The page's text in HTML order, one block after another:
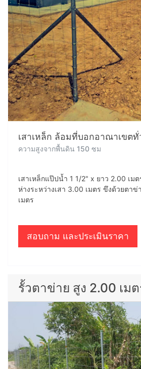
เสาเหล็ก ล้อมที่บอกอาณาเขตทั่
ความสูงจากพื้นดิน 150 ซม
เสาเหล็กแป๊ปน้ำ 1 1/2" x ยาว 2.00 เม
ห่างระหว่างเสา 3.00 เมตร ขึงด้วยตา
เมตร
สอบถาม และประเมินราคา
รั้วตาข่าย สูง 2.00 เมต